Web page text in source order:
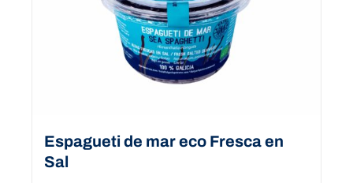
Espagueti de mar eco Fresca en
Sal